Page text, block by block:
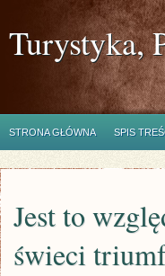
Turystyka,
STRONA GŁÓWNA SPIS
Jest to
świeci